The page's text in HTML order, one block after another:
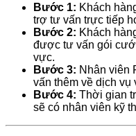
Bước 1: Khách
trợ tư vấn trực tiếp
Bước 2: Khách
được tư vấn gói
vực.
Bước 3: Nhân viên
vấn thêm về dịch vụ
Bước 4: Thời gian
sẽ có nhân viên kỹ